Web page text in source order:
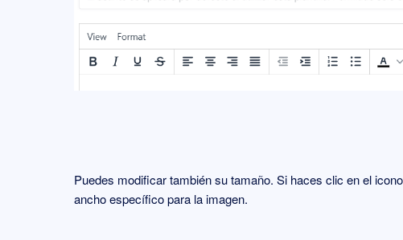
Puedes modificar también su tamaño. Si haces clic en el
ancho específico para la imagen.